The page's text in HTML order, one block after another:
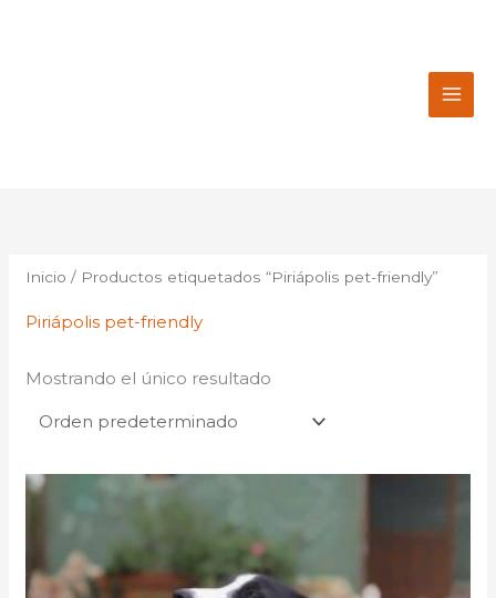
Inicio / Productos etiquetados “Piriápolis pet-friendly”
Piriápolis pet-friendly
Mostrando el único resultado